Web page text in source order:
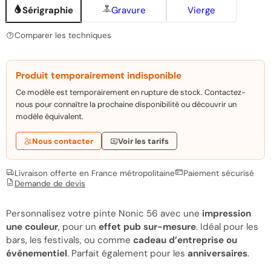
Sérigraphie Gravure Vierge
Comparer les techniques
Produit temporairement indisponible
Ce modèle est temporairement en rupture de stock. Contactez-
nous pour connaître la prochaine disponibilité ou découvrir un
modèle équivalent.
Nous contacter Voir les tarifs
Livraison offerte en France métropolitaine
Paiement sécurisé
Demande de devis
Personnalisez votre pinte Nonic 56 avec une impression
une couleur, pour un effet pub sur-mesure. Idéal pour les
bars, les festivals, ou comme cadeau d’entreprise ou
événementiel. Parfait également pour les anniversaires.